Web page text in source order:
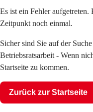
Es ist ein Fehler aufgetreten.
Zeitpunkt noch einmal.
Sicher sind Sie auf der
Betriebsratsarbeit - Wenn
Startseite zu kommen.
Zurück zur Startseite